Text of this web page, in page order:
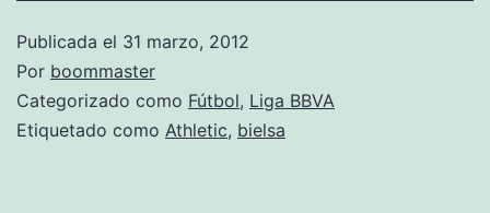
Publicada el 31 marzo, 2012
Por boommaster
Categorizado como Fútbol, Liga BBVA
Etiquetado como Athletic, bielsa